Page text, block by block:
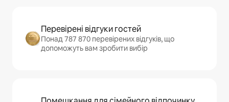
Перевірені відгуки гостей
Понад 787 870 перевірених відгуків, що
допоможуть вам зробити вибір